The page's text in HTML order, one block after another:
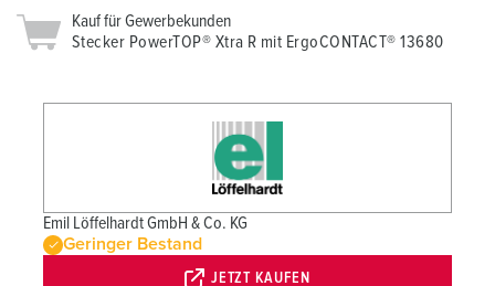
Kauf für Gewerbekunden
Stecker PowerTOP® Xtra R mit ErgoCONTACT® 13680
Emil Löffelhardt GmbH & Co. KG
Geringer Bestand
JETZT KAUFEN